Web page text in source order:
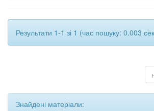
Результати 1-1 зі 1 (час пошуку: 0.003
Знайдені матеріали: